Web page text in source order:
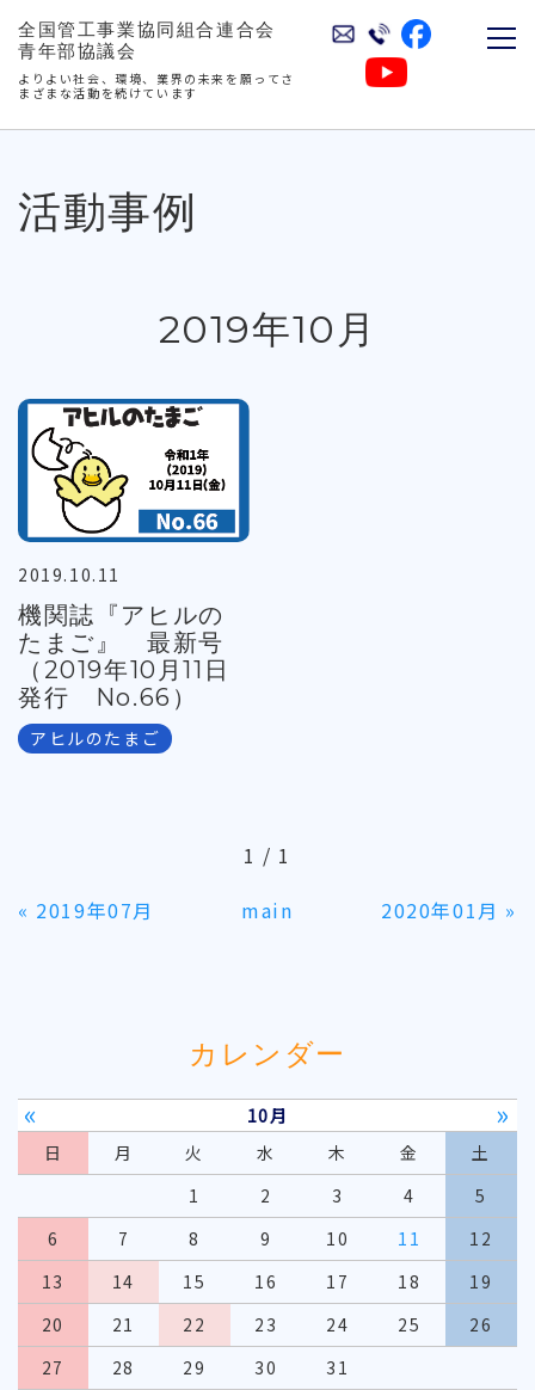
全国管工事業協同組合連合会
青年部協議会
よりよい社会、環境、業界の未来を願ってさ
まざまな活動を続けています
活動事例
2019年10月
機関誌『アヒルの
たまご』 最新号
（2019年10月11日
発行 No.66）
2019.10.11
アヒルのたまご
1 / 1
« 2019年07月 main 2020年01月 »
カレンダー
« 10月 »
日 月 火 水 木 金
土
1
2 3 4
5
6
7 8 9 10 11
12
13
14 15 16 17 18
19
20
21 22 23 24 25
26
27
28 29 30 31